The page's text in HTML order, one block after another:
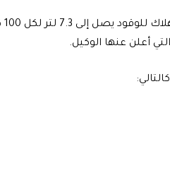
أعلن عنها الوكيل.